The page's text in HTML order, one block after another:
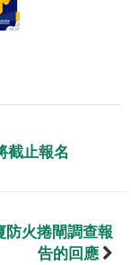
截止報名
火捲閘調查報
告的回應